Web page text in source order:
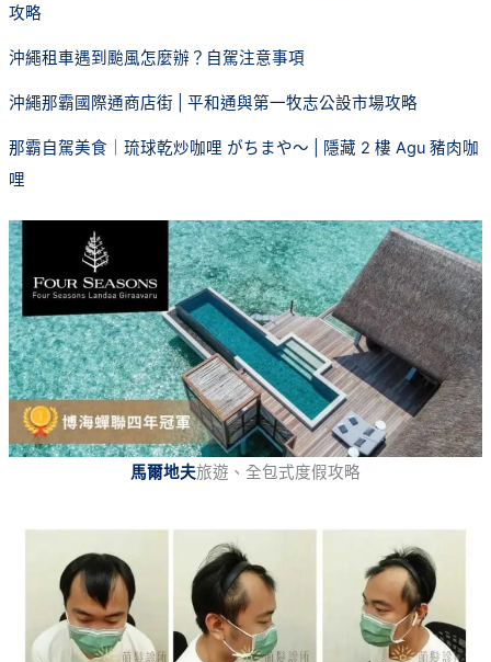
攻略
沖繩租車遇到颱風怎麼辦？自駕注意事項
沖繩那霸國際通商店街 | 平和通與第一牧志公設市場攻略
那霸自駕美食｜琉球乾炒咖哩 がちまや～ | 隱藏 2 樓 Agu 豬肉咖
哩
馬爾地夫旅遊、全包式度假攻略